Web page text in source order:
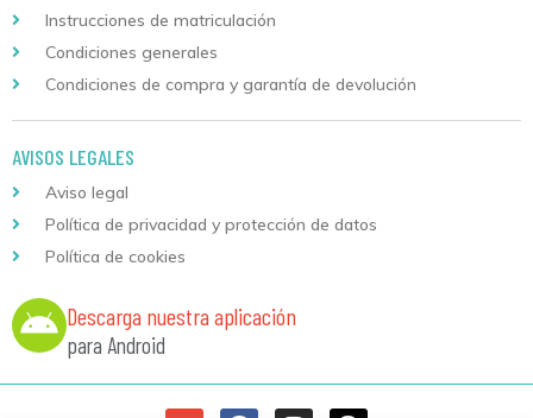
Instrucciones de matriculación
Condiciones generales
Condiciones de compra y garantía de devolución
AVISOS LEGALES
Aviso legal
Política de privacidad y protección de datos
Política de cookies
Descarga nuestra aplicación
para Android